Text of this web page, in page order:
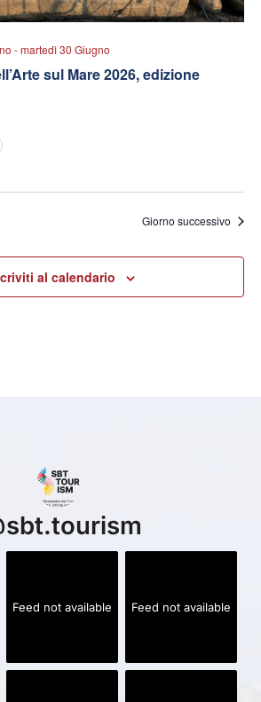
-martedì 30 Giugno
sul Mare 2026, edizione
Giorno successivo
al calendario
sbt.tourism
Feed not available Feed not available